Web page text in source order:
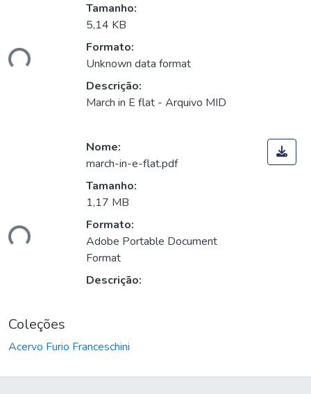
Tamanho:
5,14 KB
Formato:
Unknown data format
Descrição:
March in E flat - Arquivo MID
Nome:
march-in-e-flat.pdf
Tamanho:
1,17 MB
Formato:
Adobe Portable Document
Format
Descrição:
Coleções
Acervo Furio Franceschini